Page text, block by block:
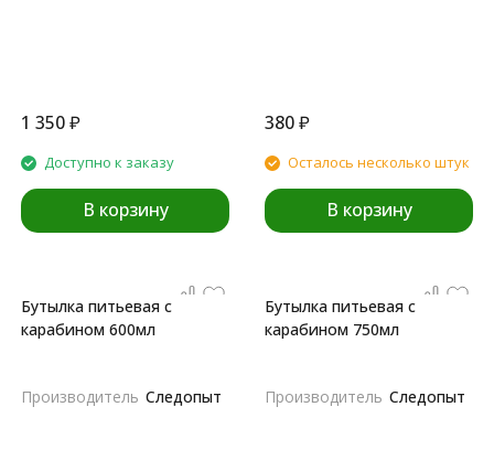
1 350₽
Доступно к заказу
В корзину
380₽
Осталось несколько штук
В корзину
Бутылка питьевая с
карабином 600мл
Производитель Следопыт
Бутылка питьевая с
карабином 750мл
Производитель Следопыт